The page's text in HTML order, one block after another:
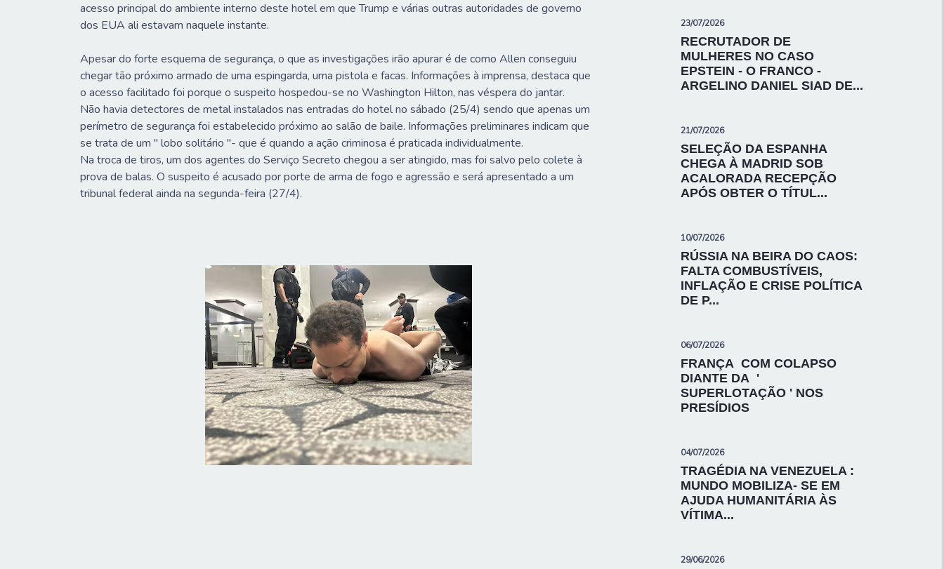
acesso principal do ambiente interno deste hotel em que Trump e várias outras autoridades de governo
dos EUA ali estavam naquele instante.
Apesar do forte esquema de segurança, o que as investigações irão apurar é de como Allen conseguiu
chegar tão próximo armado de uma espingarda, uma pistola e facas. Informações à imprensa, destaca que
o acesso facilitado foi porque o suspeito hospedou-se no Washington Hilton, nas véspera do jantar.
Não havia detectores de metal instalados nas entradas do hotel no sábado (25/4) sendo que apenas um
perímetro de segurança foi estabelecido próximo ao salão de baile. Informações preliminares indicam que
se trata de um " lobo solitário "- que é quando a ação criminosa é praticada individualmente.
Na troca de tiros, um dos agentes do Serviço Secreto chegou a ser atingido, mas foi salvo pelo colete à
prova de balas. O suspeito é acusado por porte de arma de fogo e agressão e será apresentado a um
tribunal federal ainda na segunda-feira (27/4).
23/07/2026
RECRUTADOR DE
MULHERES NO CASO
EPSTEIN - O FRANCO -
ARGELINO DANIEL SIAD DE...
21/07/2026
SELEÇÃO DA ESPANHA
CHEGA À MADRID SOB
ACALORADA RECEPÇÃO
APÓS OBTER O TÍTUL...
10/07/2026
RÚSSIA NA BEIRA DO CAOS:
FALTA COMBUSTÍVEIS,
INFLAÇÃO E CRISE POLÍTICA
DE P...
06/07/2026
FRANÇA COM COLAPSO
DIANTE DA '
SUPERLOTAÇÃO ' NOS
PRESÍDIOS
04/07/2026
TRAGÉDIA NA VENEZUELA :
MUNDO MOBILIZA- SE EM
AJUDA HUMANITÁRIA ÀS
VÍTIMA...
29/06/2026